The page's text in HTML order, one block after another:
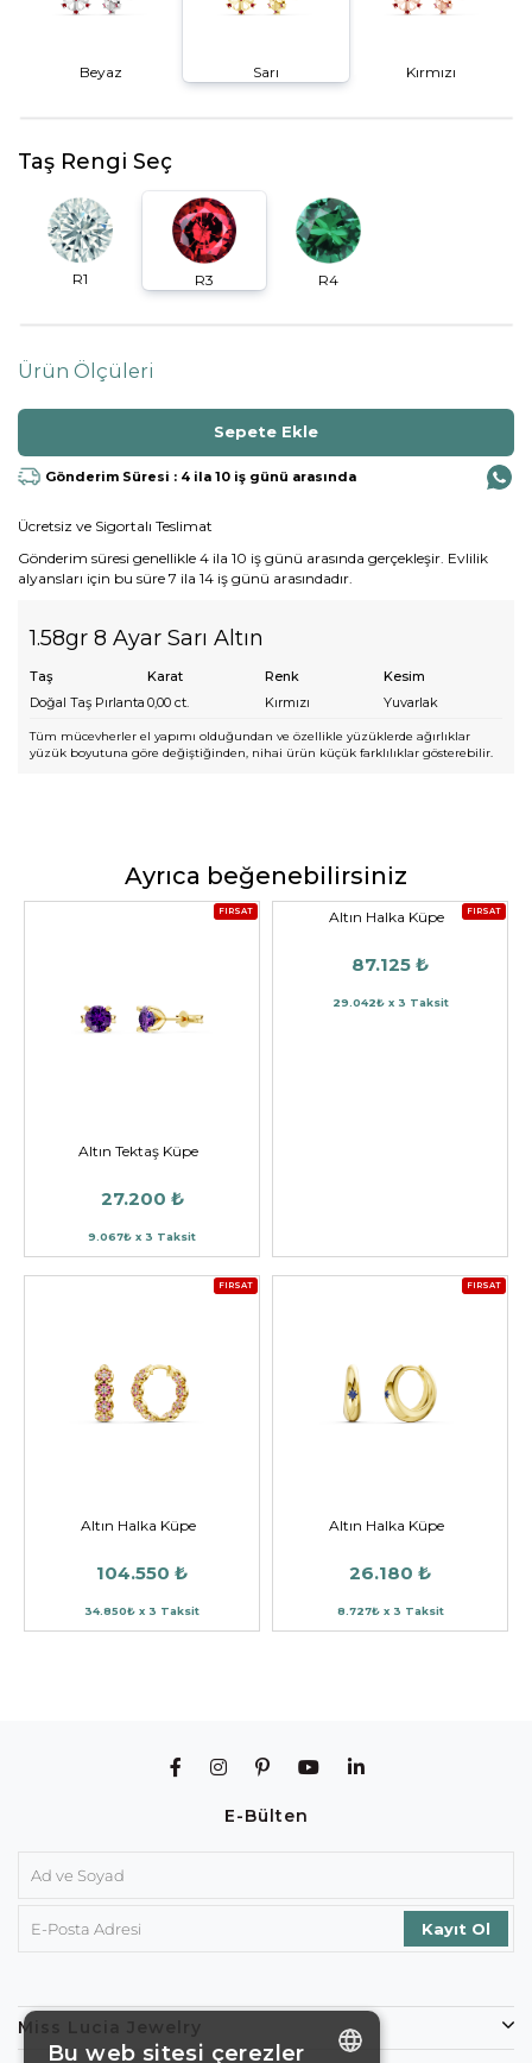
Beyaz Sarı Kırmızı
Taş Rengi Seç
R1 R3 R4
Ürün Ölçüleri
Gönderim Süresi : 4 ila 10 iş günü arasında
Ücretsiz ve Sigortalı Teslimat
Gönderim süresi genellikle 4 ila 10 iş günü arasında gerçekleşir. Evlilik
alyansları için bu süre 7 ila 14 iş günü arasındadır.
1.58gr 8 Ayar Sarı Altın
Taş Karat Renk
Kesim
Doğal Taş Pırlanta 0,00 ct. Kırmızı Yuvarlak
Tüm mücevherler el yapımı olduğundan ve özellikle yüzüklerde ağırlıklar
yüzük boyutuna göre değiştiğinden, nihai ürün küçük farklılıklar gösterebilir.
Ayrıca beğenebilirsiniz
FIRSAT
Altın Tektaş Küpe
27.200 ₺
9.067₺ x 3 Taksit
FIRSAT
Altın Halka Küpe
87.125 ₺
29.042₺ x 3 Taksit
FIRSAT
Altın Halka Küpe
104.550 ₺
34.850₺ x 3 Taksit
FIRSAT
Altın Halka Küpe
26.180 ₺
8.727₺ x 3 Taksit
E-Bülten
Miss Lucia Jewelry
Bu web sitesi çerezler